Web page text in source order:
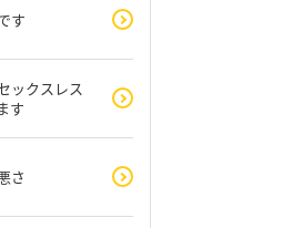
す
ックスレス
す
さ